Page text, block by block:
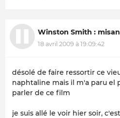
Winston Smith :
18 avril 2009 à 19:09:42
désolé de faire ressortir ce
naphtaline mais il m'a paru el
parler de ce film
je suis allé le voir hier soir,